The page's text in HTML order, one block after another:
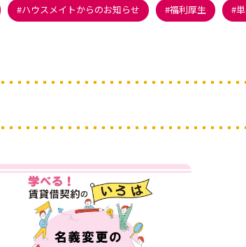
ハウスメイトからのお知らせ 福利厚生